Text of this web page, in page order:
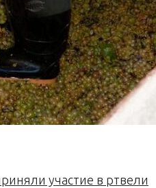
участие в ртвели